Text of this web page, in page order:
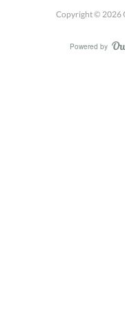
Copyright © 2026
Powered by